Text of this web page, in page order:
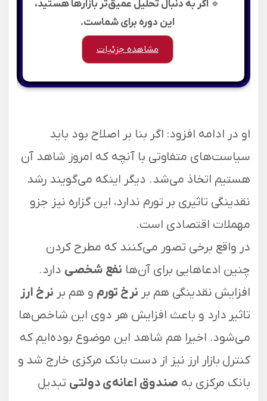
🔹 اگر به دنبال تحلیل عمیق‌تر بازارها هستید،
این دوره برای شماست.
مشاهده جزئیات
او در ادامه افزود: اگر بنا بر اصلاح بود باید
سیاست‌ها‌ی متفاوتی با آنچه که امروز شاهد آن
هستیم اتخاذ می‌شد. دیگر اینکه می‌گویند رشد
نقدینگی تاثیری بر تورم ندارد، این گزاره نیز جزو
مهملات اقتصادی است.
در واقع برخی تصور می‌کنند که مطرح کردن
چنین ادعا‌هایی برای آن‌ها نفع شخصی دارد.
افزایش نقدینگی هم بر نرخ تورم و هم بر نرخ ارز
تاثیر دارد و باعث افزایش هر دوی این شاخص‌ها
می‌شود. اخیرا هم شاهد این موضوع بوده‌ایم که
کنترل بازار ارز نیز از دست بانک مرکزی خارج شد و
بانک مرکزی به صندوق اعانه‌ی دولتی تبدیل